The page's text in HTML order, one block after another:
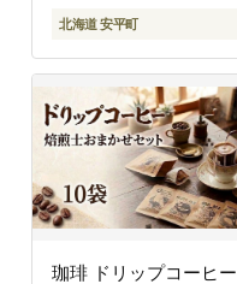
北海道 安平町
珈琲 ドリップコーヒー